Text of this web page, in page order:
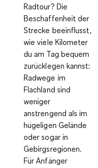
Radtour? Die
Beschaffenheit der
Strecke beeinflusst,
wie viele Kilometer
du am Tag bequem
zurücklegen kannst:
Radwege im
Flachland sind
weniger
anstrengend als im
hügeligen Gelände
oder sogar in
Gebirgsregionen.
Für Anfänger